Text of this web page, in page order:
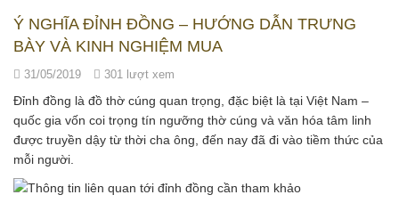
Ý NGHĨA ĐỈNH ĐỒNG – HƯỚNG DẪN TRƯNG
BÀY VÀ KINH NGHIỆM MUA
31/05/2019 301 lượt xem
Đỉnh đồng là đồ thờ cúng quan trọng, đặc biệt là tại Việt Nam –
quốc gia vốn coi trọng tín ngưỡng thờ cúng và văn hóa tâm linh
được truyền dậy từ thời cha ông, đến nay đã đi vào tiềm thức của
mỗi người.